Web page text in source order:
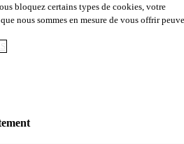
DE
bloquez certains types de cookies, votre
nous sommes en mesure de vous offrir